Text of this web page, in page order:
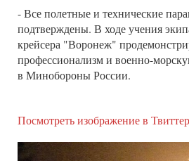
- Все полетные и технические
подтверждены. В ходе учения
крейсера "Воронеж"
профессионализм и военно-
в Минобороны России.
Посмотреть изображение в